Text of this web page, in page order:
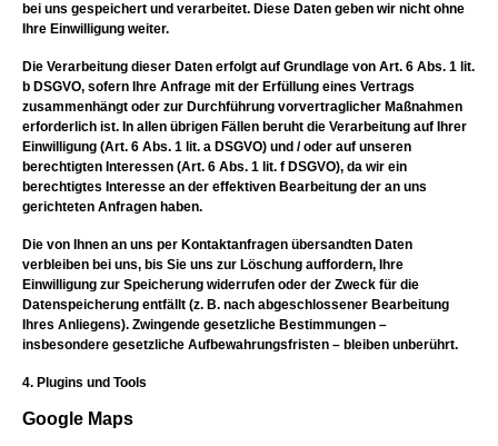
bei uns gespeichert und verarbeitet. Diese Daten geben wir nicht ohne
Ihre Einwilligung weiter.
Die Verarbeitung dieser Daten erfolgt auf Grundlage von Art. 6 Abs. 1 lit.
b DSGVO, sofern Ihre Anfrage mit der Erfüllung eines Vertrags
zusammenhängt oder zur Durchführung vorvertraglicher Maßnahmen
erforderlich ist. In allen übrigen Fällen beruht die Verarbeitung auf Ihrer
Einwilligung (Art. 6 Abs. 1 lit. a DSGVO) und / oder auf unseren
berechtigten Interessen (Art. 6 Abs. 1 lit. f DSGVO), da wir ein
berechtigtes Interesse an der effektiven Bearbeitung der an uns
gerichteten Anfragen haben.
Die von Ihnen an uns per Kontaktanfragen übersandten Daten
verbleiben bei uns, bis Sie uns zur Löschung auffordern, Ihre
Einwilligung zur Speicherung widerrufen oder der Zweck für die
Datenspeicherung entfällt (z. B. nach abgeschlossener Bearbeitung
Ihres Anliegens). Zwingende gesetzliche Bestimmungen –
insbesondere gesetzliche Aufbewahrungsfristen – bleiben unberührt.
4. Plugins und Tools
Google Maps